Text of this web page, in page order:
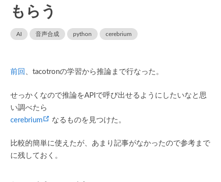
もらう
AI 音声合成 python cerebrium
前回 、tacotronの学習から推論まで行なった。
せっかくなので推論をAPIで呼び出せるようにしたいなと思
い調べたら
cerebrium
(opens new window)
なるものを見つけた。
比較的簡単に使えたが、あまり記事がなかったので参考まで
に残しておく。